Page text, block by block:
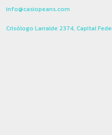
info@casiopeans.com
Crisólogo Larralde 2374, Capital